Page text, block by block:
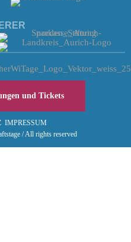
und Tickets
IMPRESSUM
/ All rights reserved